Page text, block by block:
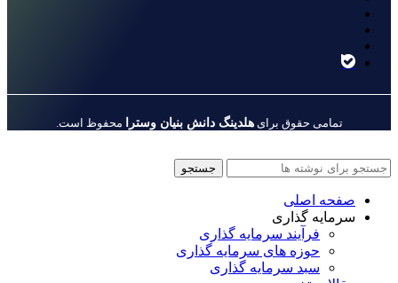
تمامی حقوق برایهلدینگ دانش بنیان وسترا محفوظ است.
جستجو
صفحه اصلی
سرمایه گذاری
فرآیند سرمایه گذاری
حوزه های سرمایه گذاری
سبد سرمایه گذاری